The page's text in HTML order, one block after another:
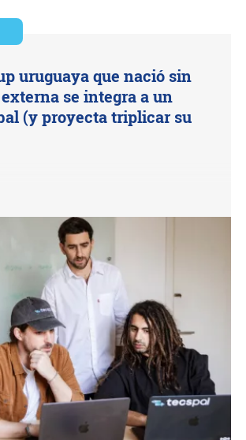
uruguaya que nació sin
se integra a un
(y proyecta triplicar su